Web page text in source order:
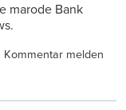
marode Bank
Kommentar melden